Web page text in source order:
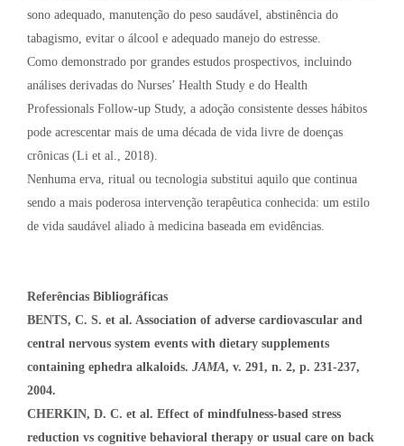
sono adequado, manutenção do peso saudável, abstinência do
tabagismo, evitar o álcool e adequado manejo do estresse.
Como demonstrado por grandes estudos prospectivos, incluindo
análises derivadas do Nurses’ Health Study e do Health
Professionals Follow-up Study, a adoção consistente desses hábitos
pode acrescentar mais de uma década de vida livre de doenças
crônicas (Li et al., 2018).
Nenhuma erva, ritual ou tecnologia substitui aquilo que continua
sendo a mais poderosa intervenção terapêutica conhecida: um estilo
de vida saudável aliado à medicina baseada em evidências.
Referências Bibliográficas
BENTS, C. S. et al. Association of adverse cardiovascular and
central nervous system events with dietary supplements
containing ephedra alkaloids. JAMA, v. 291, n. 2, p. 231-237,
2004.
CHERKIN, D. C. et al. Effect of mindfulness-based stress
reduction vs cognitive behavioral therapy or usual care on back